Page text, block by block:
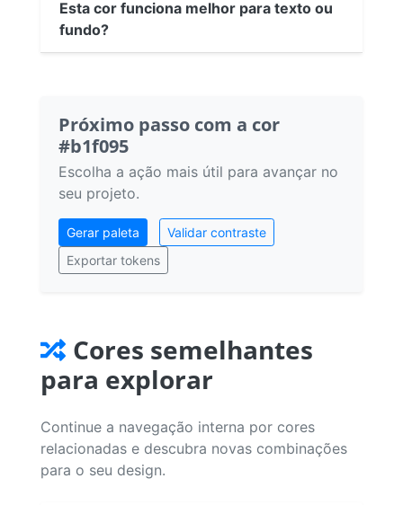
Esta cor funciona melhor para texto ou
fundo?
Próximo passo com a cor
#b1f095
Escolha a ação mais útil para avançar no
seu projeto.
Gerar paleta
Validar contraste
Exportar tokens
Cores semelhantes
para explorar
Continue a navegação interna por cores
relacionadas e descubra novas combinações
para o seu design.